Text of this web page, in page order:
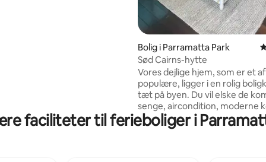
Bolig i Parramatta Park
Sød Cairns-hytte
Vores dejlige hjem, som er et
populære, ligger i en rolig
tæt på byen. Du vil elske de
senge, aircondition, moderne
legetøj, brætspil og
wi-fi. Det er 15 minutters gang,
faciliteter til ferieboliger i